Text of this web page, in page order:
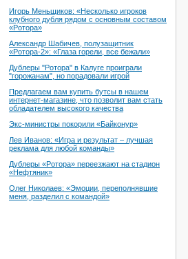
Игорь Меньщиков: «Несколько игроков
клубного дубля рядом с основным составом
«Ротора»
Александр Шабичев, полузащитник
«Ротора-2»: «Глаза горели, все бежали»
Дублеры "Ротора" в Калуге проиграли
"горожанам", но порадовали игрой
Предлагаем вам купить бутсы в нашем
интернет-магазине, что позволит вам стать
обладателем высокого качества
Экс-министры покорили «Байконур»
Лев Иванов: «Игра и результат – лучшая
реклама для любой команды»
Дублеры «Ротора» переезжают на стадион
«Нефтяник»
Олег Николаев: «Эмоции, переполнявшие
меня, разделил с командой»